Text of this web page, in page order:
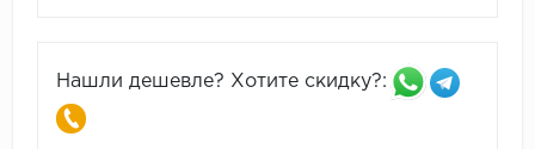
Нашли дешевле? Хотите скидку?: